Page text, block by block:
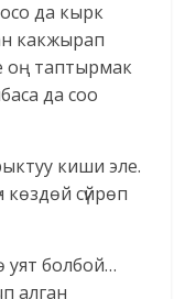
да кырк
какжырап
оң таптырмак
да соо
киши эле.
сүйрөп
уят болбой…
алган